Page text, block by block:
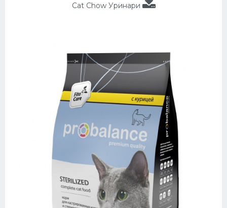
Cat Chow Уринари